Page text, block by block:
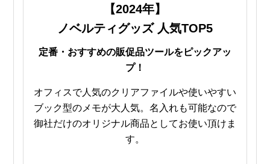
【2024年】
ノベルティグッズ 人気TOP5
定番・おすすめの販促品ツールをピックアッ
プ！
オフィスで人気のクリアファイルや使いやすい
ブック型のメモが大人気。名入れも可能なので
御社だけのオリジナル商品としてお使い頂けま
す。